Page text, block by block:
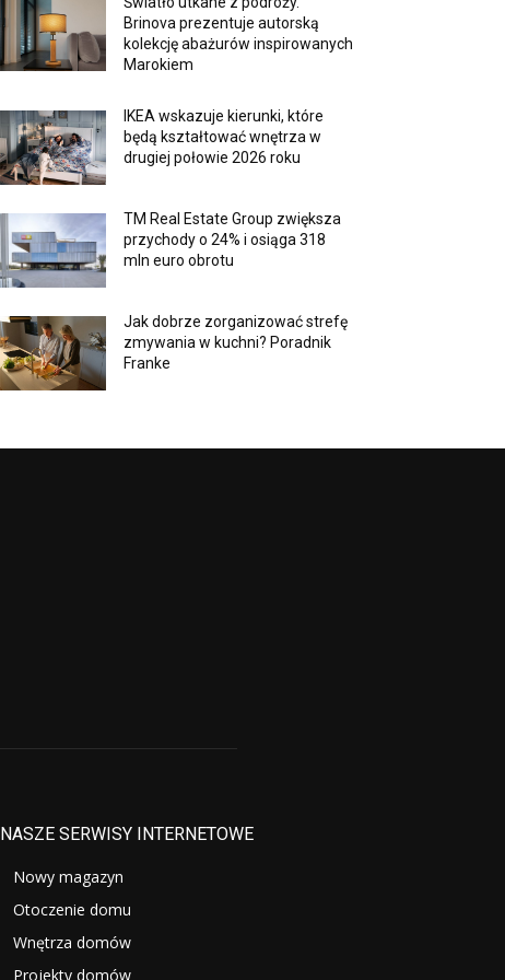
Brinova prezentuje autorską
kolekcję abażurów inspirowanych
Marokiem
IKEA wskazuje kierunki, które
będą kształtować wnętrza w
drugiej połowie 2026 roku
TM Real Estate Group zwiększa
przychody o 24% i osiąga 318
mln euro obrotu
Jak dobrze zorganizować strefę
zmywania w kuchni? Poradnik
Franke
NASZE SERWISY INTERNETOWE
Nowy magazyn
Otoczenie domu
Wnętrza domów
Projekty domów